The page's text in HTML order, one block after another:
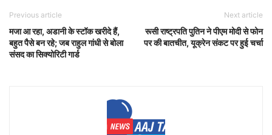
Previous article
मजा आ रहा, अडानी के स्टॉक खरीदे हैं,
बहुत पैसे बन रहे; जब राहुल गांधी से बोला
संसद का सिक्योरिटी गार्ड
Next article
रूसी राष्ट्रपति पुतिन ने पीएम मोदी से फोन
पर की बातचीत, यूक्रेन संकट पर हुई चर्चा